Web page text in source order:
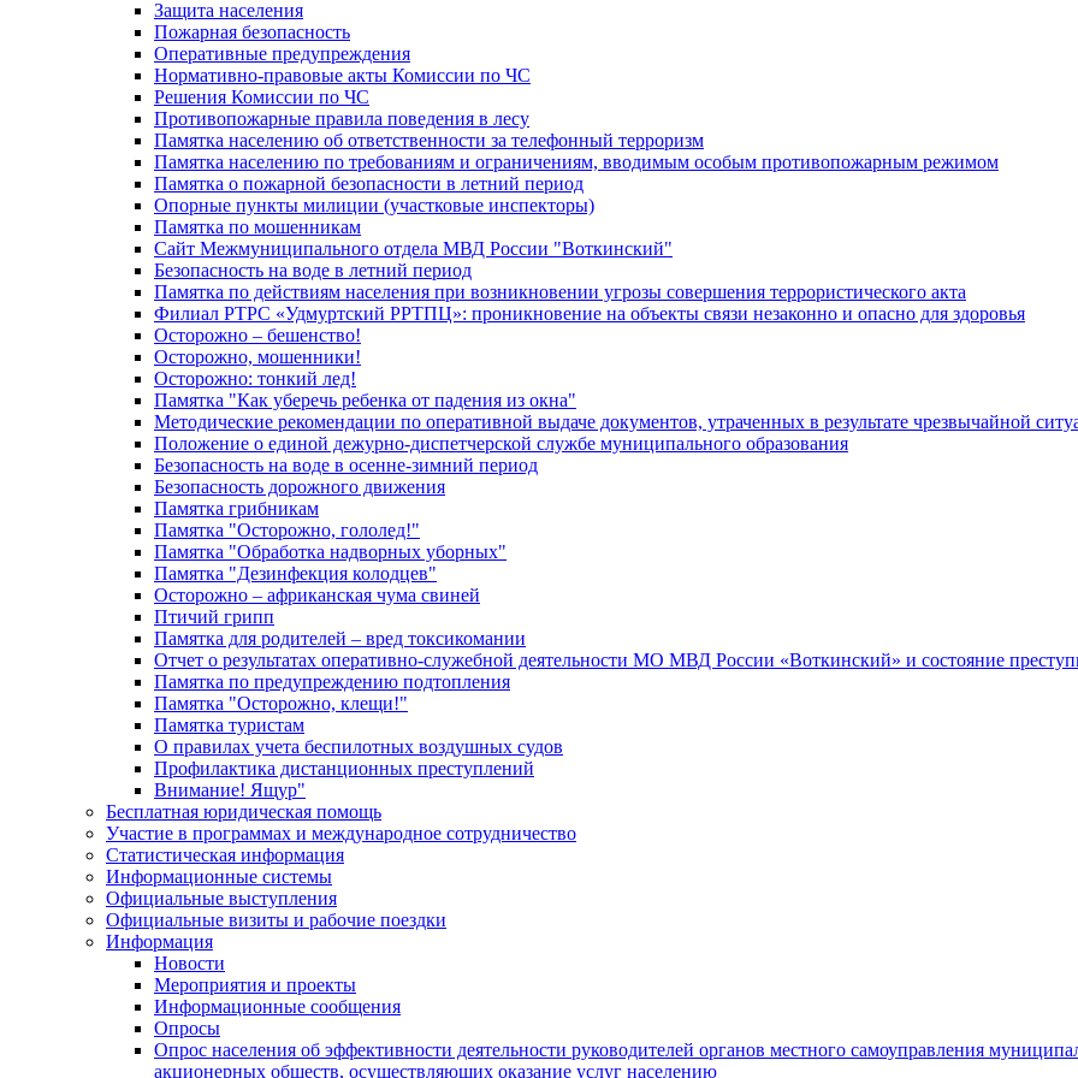
Защита населения
Пожарная безопасность
Оперативные предупреждения
Нормативно-правовые акты Комиссии по ЧС
Решения Комиссии по ЧС
Противопожарные правила поведения в лесу
Памятка населению об ответственности за телефонный терроризм
Памятка населению по требованиям и ограничениям, вводимым особым противопожарным режимом
Памятка о пожарной безопасности в летний период
Опорные пункты милиции (участковые инспекторы)
Памятка по мошенникам
Сайт Межмуниципального отдела МВД России "Воткинский"
Безопасность на воде в летний период
Памятка по действиям населения при возникновении угрозы совершения террористического акта
Филиал РТРС «Удмуртский РРТПЦ»: проникновение на объекты связи незаконно и опасно для здоровья
Осторожно – бешенство!
Осторожно, мошенники!
Осторожно: тонкий лед!
Памятка "Как уберечь ребенка от падения из окна"
Методические рекомендации по оперативной выдаче документов, утраченных в результате чрезвычайной
Положение о единой дежурно-диспетчерской службе муниципального образования
Безопасность на воде в осенне-зимний период
Безопасность дорожного движения
Памятка грибникам
Памятка "Осторожно, гололед!"
Памятка "Обработка надворных уборных"
Памятка "Дезинфекция колодцев"
Осторожно – африканская чума свиней
Птичий грипп
Памятка для родителей – вред токсикомании
Отчет о результатах оперативно-служебной деятельности МО МВД России «Воткинский» и состояние
Памятка по предупреждению подтопления
Памятка "Осторожно, клещи!"
Памятка туристам
О правилах учета беспилотных воздушных судов
Профилактика дистанционных преступлений
Внимание! Ящур"
Бесплатная юридическая помощь
Участие в программах и международное сотрудничество
Статистическая информация
Информационные системы
Официальные выступления
Официальные визиты и рабочие поездки
Информация
Новости
Мероприятия и проекты
Информационные сообщения
Опросы
Опрос населения об эффективности деятельности руководителей органов местного самоуправления
акционерных обществ, осуществляющих оказание услуг населению